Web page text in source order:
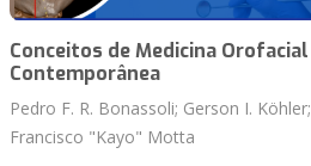
Conceitos de Medicina Orofacial
Contemporânea
Pedro F. R. Bonassoli; Gerson I. Köhler;
Francisco "Kayo" Motta